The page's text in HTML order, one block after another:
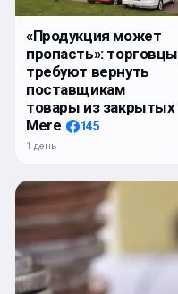
«Продукция может
пропасть»: торговцы
требуют вернуть
поставщикам
товары из закрытых
Mere
145
1 день